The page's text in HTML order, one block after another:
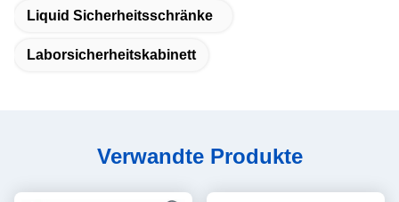
Liquid Sicherheitsschränke
Laborsicherheitskabinett
Verwandte Produkte